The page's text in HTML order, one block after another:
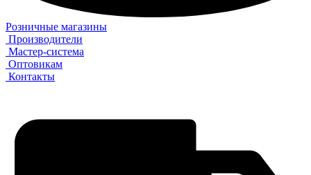
Розничные магазины
Производители
Мастер-система
Оптовикам
Контакты